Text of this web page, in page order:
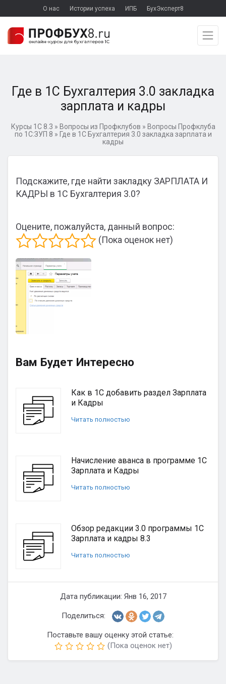
О нас Истории успеха ИПБ БухЭксперт8
Где в 1С Бухгалтерия 3.0 закладка
зарплата и кадры
Курсы 1С 8.3 » Вопросы из Профклубов » Вопросы Профклуба
по 1С:ЗУП 8 » Где в 1С Бухгалтерия 3.0 закладка зарплата и
кадры
Подскажите, где найти закладку ЗАРПЛАТА И
КАДРЫ в 1С Бухгалтерия 3.0?
Оцените, пожалуйста, данный вопрос:
(Пока оценок нет)
Вам Будет Интересно
Как в 1С добавить раздел Зарплата
и Кадры
Читать полностью
Начисление аванса в программе 1С
Зарплата и Кадры
Читать полностью
Обзор редакции 3.0 программы 1С
Зарплата и кадры 8.3
Читать полностью
Дата публикации: Янв 16, 2017
Поделиться:
Поставьте вашу оценку этой статье:
(Пока оценок нет)